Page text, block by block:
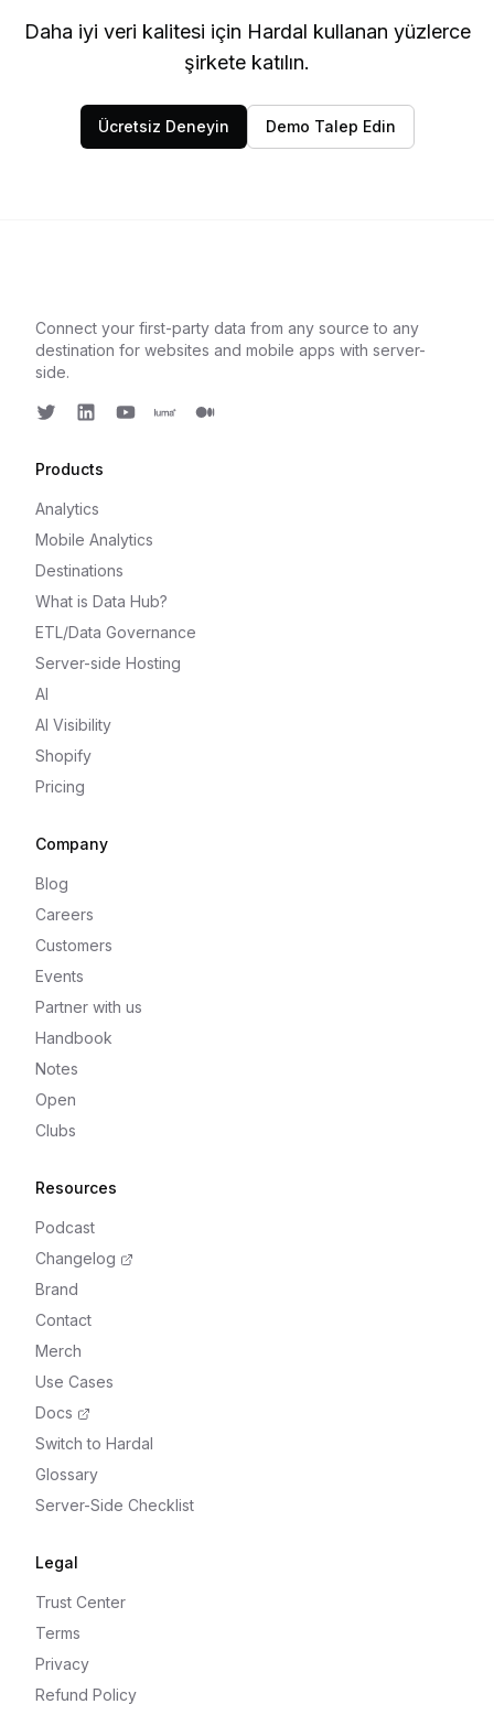
Daha iyi veri kalitesi için Hardal kullanan yüzlerce
şirkete katılın.
Ücretsiz Deneyin Demo Talep Edin
Connect your first-party data from any source to any
destination for websites and mobile apps with server-
side.
Products
Analytics
Mobile Analytics
Destinations
What is Data Hub?
ETL/Data Governance
Server-side Hosting
AI
AI Visibility
Shopify
Pricing
Company
Blog
Careers
Customers
Events
Partner with us
Handbook
Notes
Open
Clubs
Resources
Podcast
Changelog
Brand
Contact
Merch
Use Cases
Docs
Switch to Hardal
Glossary
Server-Side Checklist
Legal
Trust Center
Terms
Privacy
Refund Policy